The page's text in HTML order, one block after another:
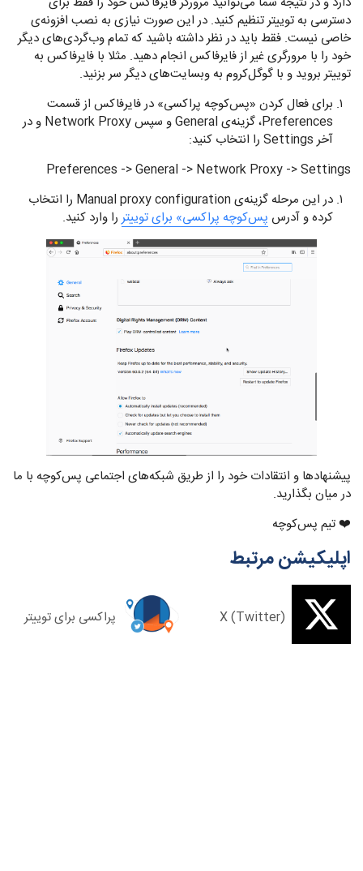
دسترسی به توییتر تنظیم کنید. در این صورت نیازی به نصب افزونه‌ی
خاصی نیست. فقط باید در نظر داشته باشید که تمام وب‌گردی‌های دیگر
خود را با مرورگری غیر از فایرفاکس انجام دهید. مثلا با فایرفاکس به
توییتر بروید و با گوگل‌کروم به وبسایت‌های دیگر سر بزنید.
برای فعال کردن «پس‌کوچه پراکسی» در فایرفاکس از قسمت
Preferences، گزینه‌ی General و سپس Network Proxy و در
آخر Settings را انتخاب کنید:‌
Preferences -> General -> Network Proxy -> Settings
در این مرحله گزینه‌ی Manual proxy configuration را انتخاب
کرده و آدرس پس‌کوچه پراکسی» برای توییتر را وارد کنید.
پیشنهاد‌ها و انتقادات خود را از طریق شبکه‌های اجتماعی پس‌کوچه با ما
در میان بگذارید.
❤️ تیم پس‌کوچه
اپلیکیشن مرتبط
X (Twitter) پراکسی برای توییتر